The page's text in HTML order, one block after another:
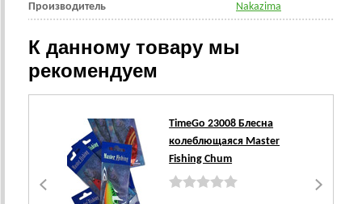
Производитель Nakazima
К данному товару мы
рекомендуем
TimeGo 23008 Блесна
колеблющаяся Master
Fishing Chum